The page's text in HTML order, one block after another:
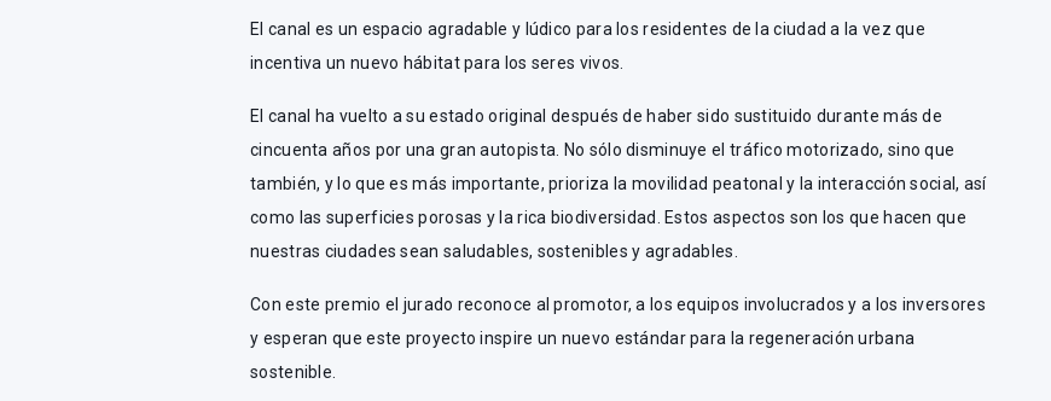
El canal es un espacio agradable y lúdico para los residentes de la ciudad a la vez que
incentiva un nuevo hábitat para los seres vivos.
El canal ha vuelto a su estado original después de haber sido sustituido durante más de
cincuenta años por una gran autopista. No sólo disminuye el tráfico motorizado, sino que
también, y lo que es más importante, prioriza la movilidad peatonal y la interacción social, así
como las superficies porosas y la rica biodiversidad. Estos aspectos son los que hacen que
nuestras ciudades sean saludables, sostenibles y agradables.
Con este premio el jurado reconoce al promotor, a los equipos involucrados y a los inversores
y esperan que este proyecto inspire un nuevo estándar para la regeneración urbana
sostenible.